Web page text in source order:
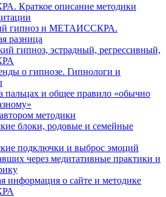
Краткое описание методики
гипноз и МЕТАИССКРА.
разница
гипноз, эстрадный, регрессивный,
о гипнозе. Гипнологи и
пальцах и общее правило «обычно
методики
блоки, родовые и семейные
подключки и выброс эмоций
через медитативные практики и
информация о сайте и методике